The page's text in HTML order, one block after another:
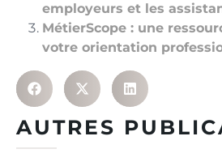
employeurs et les
MétierScope : une
votre orientation
AUTRES